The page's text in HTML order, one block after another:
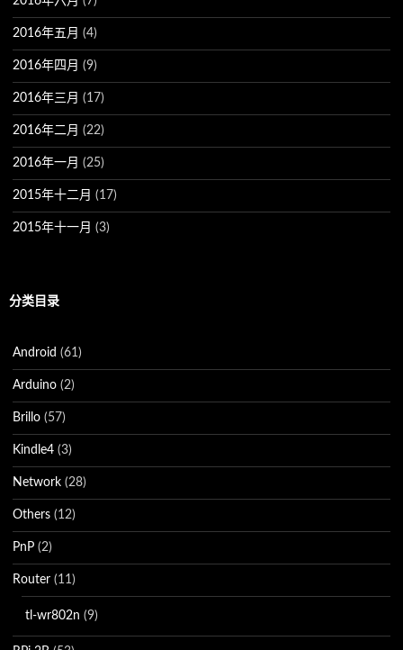
2016年五月 (4)
2016年四月 (9)
2016年三月 (17)
2016年二月 (22)
2016年一月 (25)
2015年十二月 (17)
2015年十一月 (3)
分类目录
Android (61)
Arduino (2)
Brillo (57)
Kindle4 (3)
Network (28)
Others (12)
PnP (2)
Router (11)
tl-wr802n (9)